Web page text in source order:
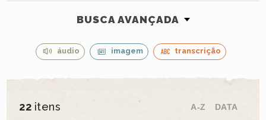
BUSCA AVANÇADA
áudio imagem transcrição
22 itens A-Z DATA